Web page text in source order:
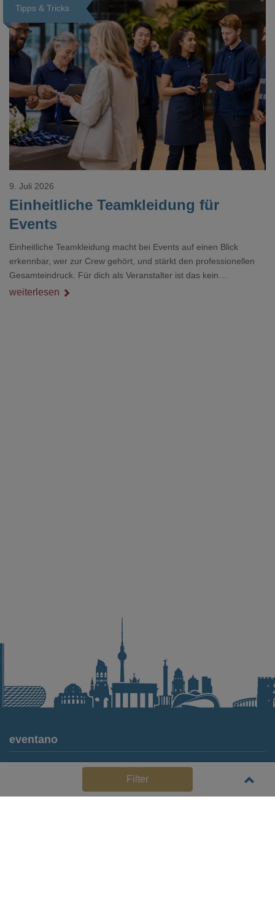
Filter
Tipps & Tricks
Loading...
Einheitliche Teamkleidung für
Events
9. Juli 2026
Einheitliche Teamkleidung macht bei Events auf einen Blick
erkennbar, wer zur Crew gehört, und stärkt den professionellen
Gesamteindruck. Für dich als Veranstalter ist das kein
Nebenthema: Bei Textilien mit Stickerei oder mehreren
weiterlesen
eventano